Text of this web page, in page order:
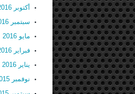
أكتوبر 2016
سبتمبر 2016
مايو 2016
فبراير 2016
يناير 2016
نوفمبر 2015